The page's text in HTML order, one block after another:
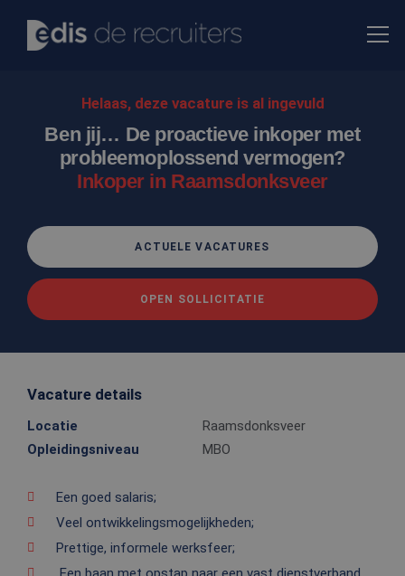
Helaas, deze vacature is al ingevuld
Ben jij… De proactieve inkoper met
probleemoplossend vermogen?
Inkoper in Raamsdonksveer
ACTUELE VACATURES
OPEN SOLLICITATIE
Vacature details
Locatie
Raamsdonksveer
Opleidingsniveau
MBO
Een goed salaris;
Veel ontwikkelingsmogelijkheden;
Prettige, informele werksfeer;